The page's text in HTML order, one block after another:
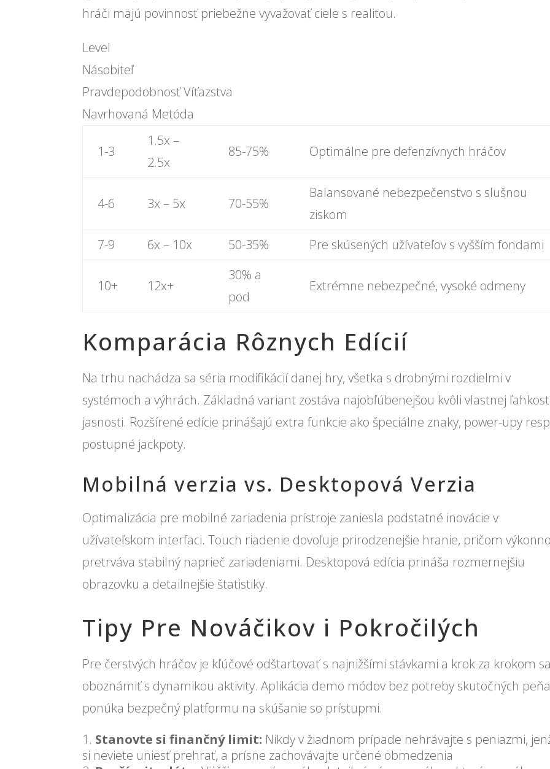
hráči majú povinnosť priebežne vyvažovať ciele s realitou.
Level
Násobiteľ
Pravdepodobnosť Víťazstva
Navrhovaná Metóda
1-3
1.5x –
2.5x
85-75% Optimálne pre defenzívnych hráčov
4-6 3x – 5x 70-55%
Balansované nebezpečenstvo s slušnou
ziskom
7-9
6x – 10x 50-35% Pre skúsených užívateľov s vyšším fondami
10+ 12x+
30% a
pod
Extrémne nebezpečné, vysoké odmeny
Komparácia Rôznych Edícií
Na trhu nachádza sa séria modifikácií danej hry, všetka s drobnými rozdielmi v
systémoch a výhrách. Základná variant zostáva najobľúbenejšou kvôli vlastnej
jasnosti. Rozšírené edície prinášajú extra funkcie ako špeciálne znaky, power-upy
postupné jackpoty.
Mobilná verzia vs. Desktopová Verzia
Optimalizácia pre mobilné zariadenia prístroje zaniesla podstatné inovácie v
užívateľskom interfaci. Touch riadenie dovoľuje prirodzenejšie hranie, pričom
pretrváva stabilný naprieč zariadeniami. Desktopová edícia prináša rozmernejšiu
obrazovku a detailnejšie štatistiky.
Tipy Pre Nováčikov i Pokročilých
Pre čerstvých hráčov je kľúčové odštartovať s najnižšími stávkami a krok za krokom
oboznámiť s dynamikou aktivity. Aplikácia demo módov bez potreby skutočných
ponúka bezpečný platformu na skúšanie so prístupmi.
Stanovte si finančný limit: Nikdy v žiadnom prípade nehrávajte s peniazmi,
si neviete uniesť prehrať, a prísne zachovávajte určené obmedzenia